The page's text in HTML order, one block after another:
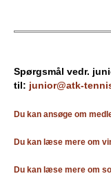
Spørgsmål vedr.
til: junior@atk-
Du kan ansøge om
Du kan læse mere om
Du kan læse mere om